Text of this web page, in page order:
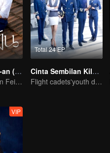
Kisah Cinta 70-an (Thai Ver.)
Kisah cinta Chen Feiyu & Sun Qian nan romantis
Total 24 EP
Cinta Sembilan Kilometer
Flight cadets'youth dream-driven journey
VIP